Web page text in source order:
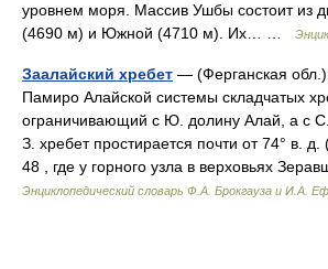
уровнем моря. Массив Ушбы состоит из
(4690 м) и Южной (4710 м). Их… …
Заалайский хребет — (Ферганская
Памиро Алайской системы складчатых
ограничивающий с Ю. долину Алай, а с
З. хребет простирается почти от 74° в. д.
48 , где у горного узла в верховьях
Энциклопедический словарь Ф.А. Брокгауза и И.А.